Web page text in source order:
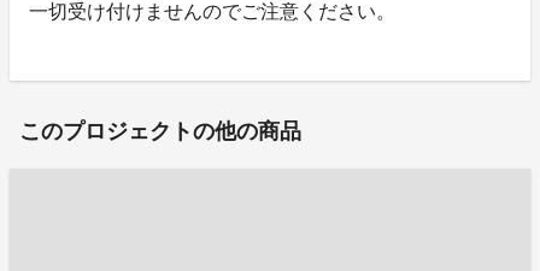
一切受け付けませんのでご注意ください。
このプロジェクトの他の商品